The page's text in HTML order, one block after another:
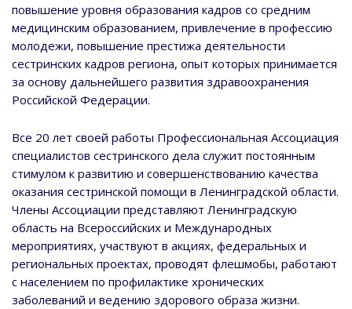
повышение уровня образования кадров со средним
медицинским образованием, привлечение в профессию
молодежи, повышение престижа деятельности
сестринских кадров региона, опыт которых принимается
за основу дальнейшего развития здравоохранения
Российской Федерации.
Все 20 лет своей работы Профессиональная Ассоциация
специалистов сестринского дела служит постоянным
стимулом к развитию и совершенствованию качества
оказания сестринской помощи в Ленинградской области.
Члены Ассоциации представляют Ленинградскую
область на Всероссийских и Международных
мероприятиях, участвуют в акциях, федеральных и
региональных проектах, проводят флешмобы, работают
с населением по профилактике хронических
заболеваний и ведению здорового образа жизни.